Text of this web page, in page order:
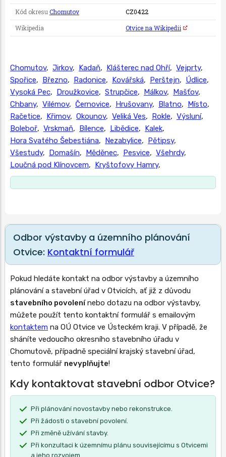
Kód okresu Chomutov
CZ0422
Wikipedia
Otvice na Wikipedii
Chomutov, Jirkov, Kadaň, Klášterec nad Ohří, Vejprty,
Spořice, Březno, Radonice, Kovářská, Perštejn, Údlice,
Vysoká Pec, Droužkovice, Strupčice, Málkov, Mašťov,
Chbany, Vilémov, Černovice, Hrušovany, Blatno, Místo,
Račetice, Křimov, Okounov, Veliká Ves, Rokle, Výsluní,
Boleboř, Vrskmaň, Bílence, Libědice, Kalek,
Hora Svatého Šebestiána, Nezabylice, Pětipsy,
Všestudy, Domašín, Měděnec, Pesvice, Všehrdy,
Loučná pod Klínovcem, Kryštofovy Hamry,
Odbor výstavby a územního plánování
Otvice: Kontaktní formulář
Pokud hledáte kontakt na odbor výstavby a územního
plánování a stavební úřad v Otvicích, ať již z důvodu
stavebního povolenínebo dotazu na odbor výstavby,
můžete použít tento kontaktní formulář s emailovým
kontaktem na OÚ Otvice ve Ústeckém kraji. V případě, že
sháníte vedoucího okresního stavebního úřadu v
Chomutově, případně speciální krajský stavební úřad,
tento formulář nevyplňujte!
Kdy kontaktovat stavební odbor Otvice?
Při plánování novostavby nebo rekonstrukce.
Při žádosti o stavební povolení.
Při změně užívání stavby.
Při konzultaci k územnímu plánu souvisejícímu s Otvicemi
a jeho rozvojem.